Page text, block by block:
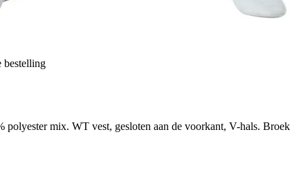
bestelling
mix. WT vest, gesloten aan de voorkant, V-hals.